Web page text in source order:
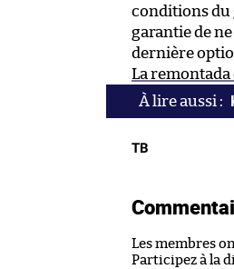
conditions du
garantie de
dernière
La remontada
TB
Les membres
Participez à la